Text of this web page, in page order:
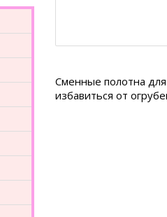
Сменные полотна
избавиться от